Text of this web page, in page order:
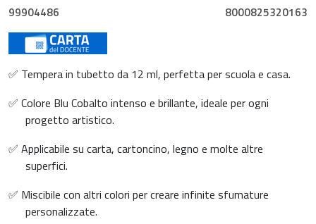
99904486
8000825320163
✅ Tempera in tubetto da 12 ml, perfetta per scuola e casa.
✅ Colore Blu Cobalto intenso e brillante, ideale per ogni
progetto artistico.
✅ Applicabile su carta, cartoncino, legno e molte altre
superfici.
✅ Miscibile con altri colori per creare infinite sfumature
personalizzate.